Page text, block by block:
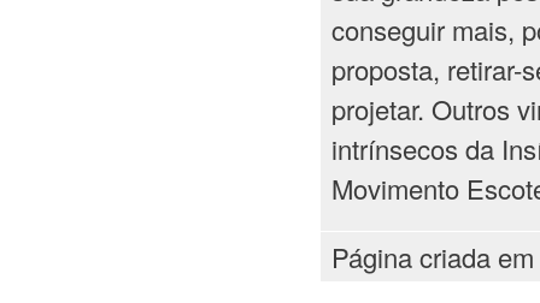
conseguir mais,
proposta, retirar-
projetar. Outros
intrínsecos da
Movimento
Página criada